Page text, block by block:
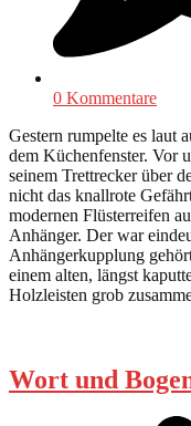
0 Kommentare
Gestern rumpelte es laut
dem Küchenfenster. Vor
seinem Trettrecker über
nicht das knallrote
modernen Flüsterreifen
Anhänger. Der war
Anhängerkupplung
einem alten, längst
Holzleisten grob
Wort und